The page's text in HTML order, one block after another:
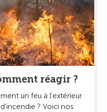
réagir ?
un feu à l'extérieur
? Voici nos